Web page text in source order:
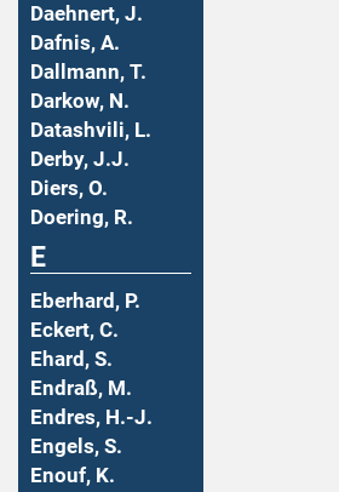
Daehnert, J.
Dafnis, A.
Dallmann, T.
Darkow, N.
Datashvili, L.
Derby, J.J.
Diers, O.
Doering, R.
E
Eberhard, P.
Eckert, C.
Ehard, S.
Endraß, M.
Endres, H.-J.
Engels, S.
Enouf, K.